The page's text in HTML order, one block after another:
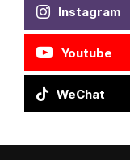
Instagram
Youtube
WeChat